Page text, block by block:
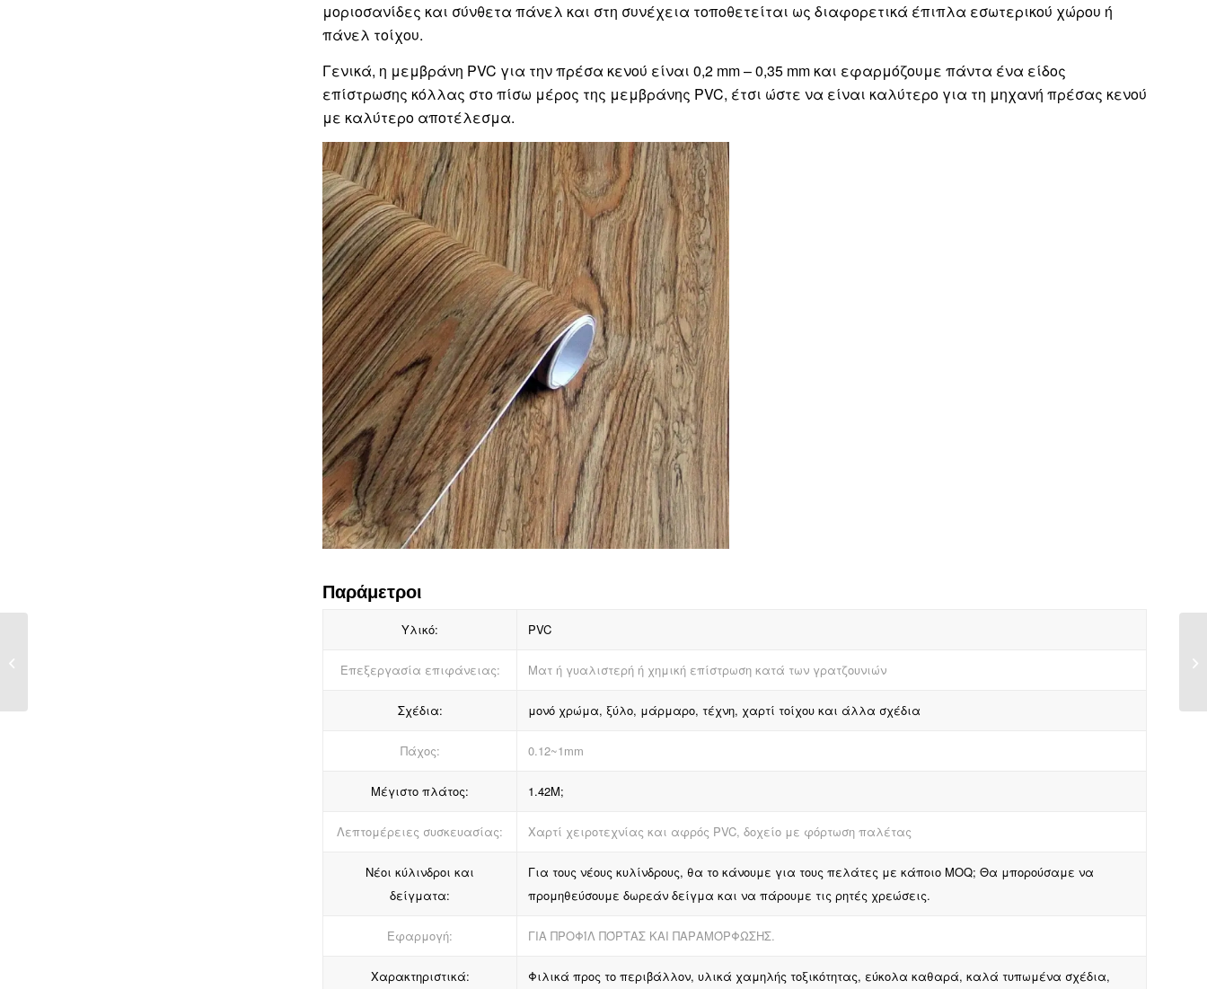
μοριοσανίδες και σύνθετα πάνελ και στη συνέχεια τοποθετείται ως διαφορετικά έπιπλα εσωτερικού χώρου ή
πάνελ τοίχου.
Γενικά, η μεμβράνη PVC για την πρέσα κενού είναι 0,2 mm – 0,35 mm και εφαρμόζουμε πάντα ένα είδος
επίστρωσης κόλλας στο πίσω μέρος της μεμβράνης PVC, έτσι ώστε να είναι καλύτερο για τη μηχανή πρέσας κενού
με καλύτερο αποτέλεσμα.
Παράμετροι
Υλικό: PVC
Επεξεργασία επιφάνειας: Ματ ή γυαλιστερή ή χημική επίστρωση κατά των γρατζουνιών
Σχέδια: μονό χρώμα, ξύλο, μάρμαρο, τέχνη, χαρτί τοίχου και άλλα σχέδια
Πάχος: 0.12~1mm
Μέγιστο πλάτος: 1.42M;
Λεπτομέρειες συσκευασίας: Χαρτί χειροτεχνίας και αφρός PVC, δοχείο με φόρτωση παλέτας
Νέοι κύλινδροι και
δείγματα:
Για τους νέους κυλίνδρους, θα το κάνουμε για τους πελάτες με κάποιο MOQ; Θα μπορούσαμε να
προμηθεύσουμε δωρεάν δείγμα και να πάρουμε τις ρητές χρεώσεις.
Εφαρμογή: ΓΙΑ ΠΡΟΦΊΛ ΠΌΡΤΑΣ ΚΑΙ ΠΑΡΑΜΌΡΦΩΣΗΣ.
Χαρακτηριστικά:
Φιλικά προς το περιβάλλον, υλικά χαμηλής τοξικότητας, εύκολα καθαρά, καλά τυπωμένα σχέδια,